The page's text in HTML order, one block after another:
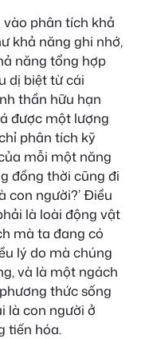
vào phân tích khả
khả năng ghi nhớ,
năng tổng hợp
dị biệt từ cái
thần hữu hạn
được một lượng
phân tích kỹ
mỗi một năng
đồng thời cũng đi
con người?’ Điều
là loài động vật
mà ta đang có
lý do mà chúng
và là một ngách
thức sống
là con người ở
tiến hóa.